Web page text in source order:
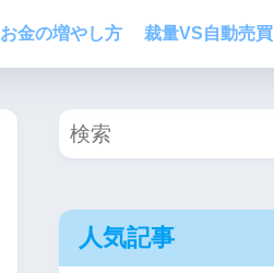
お金の増やし方 裁量VS自動売買
人気記事